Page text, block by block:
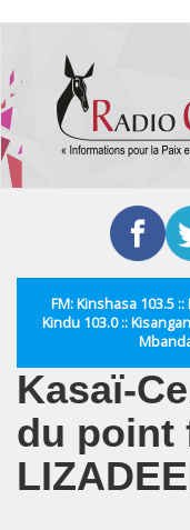
contenu
principal
FM: Kinshasa 103.5
Kindu 103.0 ::
Kasaï-
du point